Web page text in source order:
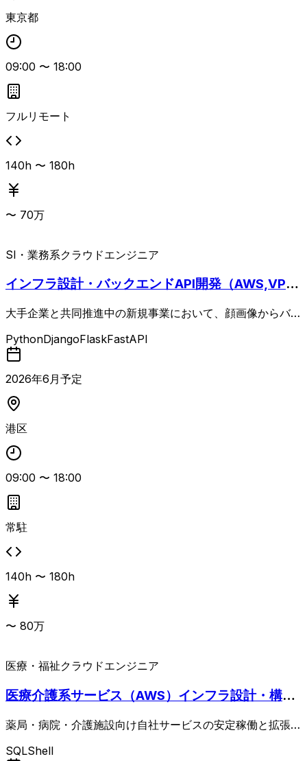
術要素にも前向きに取り組めるインフラエンジニア向けの案
件です。
東京都
09:00 〜 18:00
フルリモート
140h 〜 180h
〜 70万
SI・業務系クラウドエンジニア
インフラ設計・バックエンドAPI開発（AWS,VPC,
大手企業と共同推進中の新規事業において、顔画像からバイ
よびバックエンドの中核を担う案件。 管理者向けWEBアプ
リとユーザー向けモバイルアプリを支えるサーバーサイド/
APIの設計・実装に加え、AWS上でのインフラ設計・構
築・運用を一貫して担当します。 AWSのVPCやIAMなどを
用いたインフラ構築、コンテナやサーバーレスを活用した運
グが求められます。
PythonDjangoFlaskFastAPI
2026年6月予定
港区
09:00 〜 18:00
常駐
140h 〜 180h
〜 80万
医療・福祉クラウドエンジニア
医療介護系サービス（AWS）インフラ設計・構
薬局・病院・介護施設向け自社サービスの安定稼働と拡張性
築・運用を包括的に担当する案件 新規・既存機能に対する
SQLShell